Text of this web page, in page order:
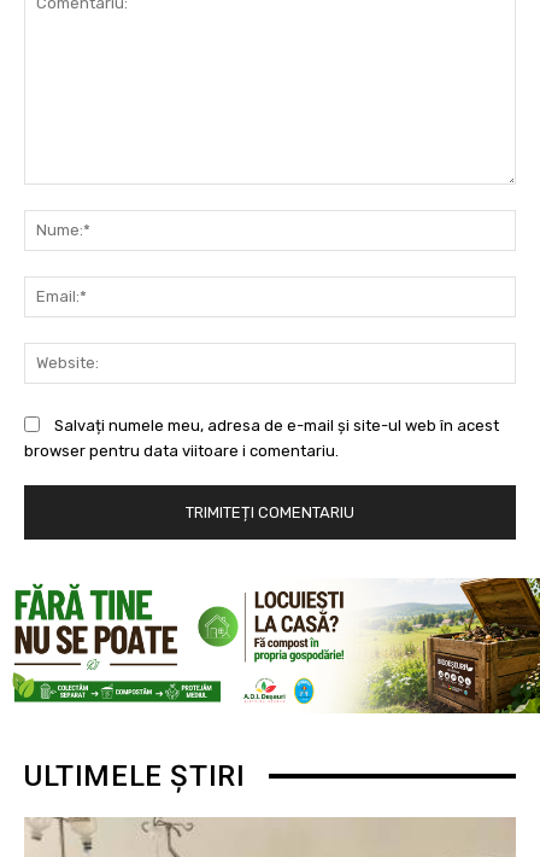
Salvați numele meu, adresa de e-mail și site-ul web în acest
browser pentru data viitoare i comentariu.
ULTIMELE ȘTIRI